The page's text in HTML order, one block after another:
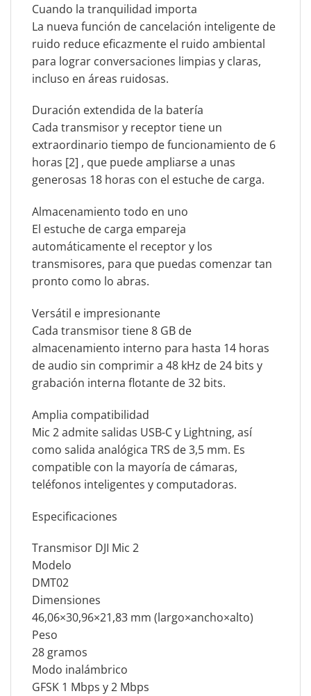
Cuando la tranquilidad importa
La nueva función de cancelación inteligente de
ruido reduce eficazmente el ruido ambiental
para lograr conversaciones limpias y claras,
incluso en áreas ruidosas.
Duración extendida de la batería
Cada transmisor y receptor tiene un
extraordinario tiempo de funcionamiento de 6
horas [2] , que puede ampliarse a unas
generosas 18 horas con el estuche de carga.
Almacenamiento todo en uno
El estuche de carga empareja
automáticamente el receptor y los
transmisores, para que puedas comenzar tan
pronto como lo abras.
Versátil e impresionante
Cada transmisor tiene 8 GB de
almacenamiento interno para hasta 14 horas
de audio sin comprimir a 48 kHz de 24 bits y
grabación interna flotante de 32 bits.
Amplia compatibilidad
Mic 2 admite salidas USB-C y Lightning, así
como salida analógica TRS de 3,5 mm. Es
compatible con la mayoría de cámaras,
teléfonos inteligentes y computadoras.
Especificaciones
Transmisor DJI Mic 2
Modelo
DMT02
Dimensiones
46,06×30,96×21,83 mm (largo×ancho×alto)
Peso
28 gramos
Modo inalámbrico
GFSK 1 Mbps y 2 Mbps